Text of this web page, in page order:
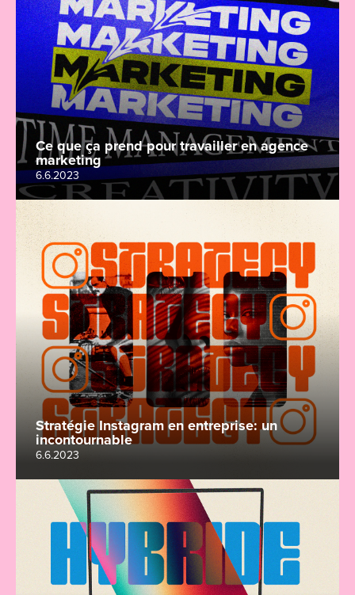
Ce que ça prend pour travailler en agence
marketing
6.6.2023
Stratégie Instagram en entreprise: un
incontournable
6.6.2023